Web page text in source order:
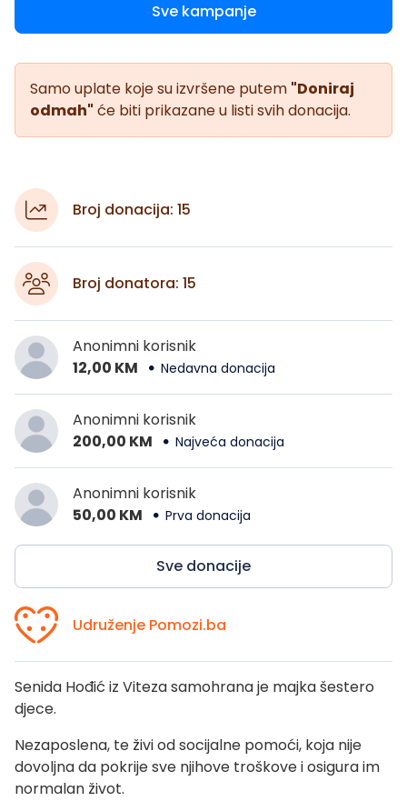
Sve kampanje
Samo uplate koje su izvršene putem "Doniraj
odmah" će biti prikazane u listi svih donacija.
Broj donacija: 15
Broj donatora: 15
Anonimni korisnik
12,00 KM
Nedavna donacija
Anonimni korisnik
200,00 KM
Najveća donacija
Anonimni korisnik
50,00 KM
Prva donacija
Sve donacije
Udruženje Pomozi.ba
Senida Hođić iz Viteza samohrana je majka šestero
djece.
Nezaposlena, te živi od socijalne pomoći, koja nije
dovoljna da pokrije sve njihove troškove i osigura im
normalan život.